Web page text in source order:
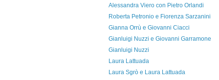
Alessandra Viero con Pietro Orlandi
Roberta Petronio e Fiorenza Sarzanini
Gianna Orrù e Giovanni Ciacci
Gianluigi Nuzzi e Giovanni Garramone
Gianluigi Nuzzi
Laura Lattuada
Laura Sgrò e Laura Lattuada